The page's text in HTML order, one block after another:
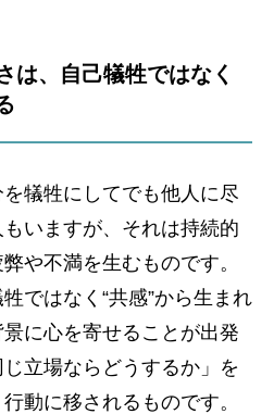
は、自己犠牲ではなく
犠牲にしてでも他人に尽
いますが、それは持続的
や不満を生むものです。
ではなく“共感”から生まれ
に心を寄せることが出発
立場ならどうするか」を
動に移されるものです。